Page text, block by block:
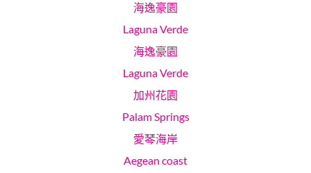
海逸豪園
Laguna Verde
海逸豪園
Laguna Verde
加州花園
Palam Springs
愛琴海岸
Aegean coast